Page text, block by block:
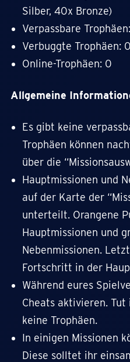
Silber, 40x Bronze)
Verpassbare
Verbuggte Trophäen: 0
Online-Trophäen: 0
Allgemeine
Es gibt keine
Trophäen können
über die
Hauptmissionen und
auf der Karte der
unterteilt. Orangene
Hauptmissionen und
Nebenmissionen.
Fortschritt in der
Während eures
Cheats aktivieren.
keine Trophäen.
In einigen Missionen
Diese solltet ihr